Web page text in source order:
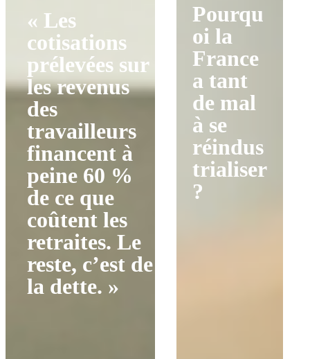
« Les
cotisations
prélevées sur
les revenus
des
travailleurs
financent à
peine 60 %
de ce que
coûtent les
retraites. Le
reste, c’est de
la dette. »
Pourqu
oi la
France
a tant
de mal
à se
réindus
trialiser
?